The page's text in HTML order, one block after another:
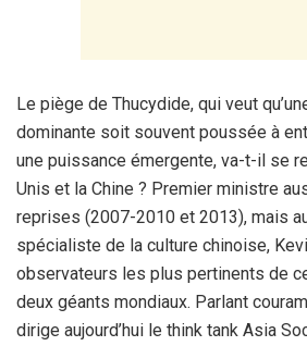
Le piège de Thucydide, qui veut
dominante soit souvent poussée à
une puissance émergente, va-t-il se
Unis et la Chine ? Premier ministre
reprises (2007-2010 et 2013), mais
spécialiste de la culture chinoise,
observateurs les plus pertinents de
deux géants mondiaux. Parlant
dirige aujourd’hui le think tank Asia